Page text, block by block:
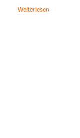
Weiterlesen